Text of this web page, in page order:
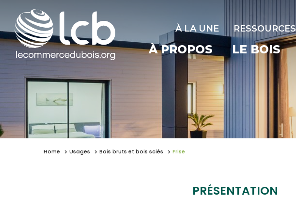
À LA UNE RESSOURCES
À PROPOS LE BOIS
Home Usages Bois bruts et bois sciés Frise
PRÉSENTATION